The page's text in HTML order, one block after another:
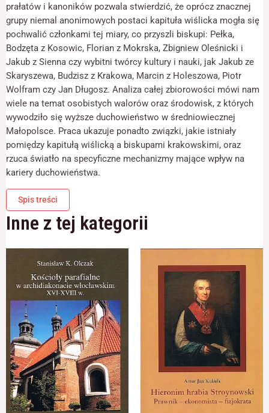
prałatów i kanoników pozwala stwierdzić, że oprócz znacznej
grupy niemal anonimowych postaci kapituła wiślicka mogła się
pochwalić członkami tej miary, co przyszli biskupi: Pełka,
Bodzęta z Kosowic, Florian z Mokrska, Zbigniew Oleśnicki i
Jakub z Sienna czy wybitni twórcy kultury i nauki, jak Jakub ze
Skaryszewa, Budzisz z Krakowa, Marcin z Holeszowa, Piotr
Wolfram czy Jan Długosz. Analiza całej zbiorowości mówi nam
wiele na temat osobistych walorów oraz środowisk, z których
wywodziło się wyższe duchowieństwo w średniowiecznej
Małopolsce. Praca ukazuje ponadto związki, jakie istniały
pomiędzy kapitułą wiślicką a biskupami krakowskimi, oraz
rzuca światło na specyficzne mechanizmy mające wpływ na
kariery duchowieństwa.
Spis treści
Inne z tej kategorii
strony, zwiększasz
szansę na
zobaczenie
spersonalizowanych
treści i ofert.